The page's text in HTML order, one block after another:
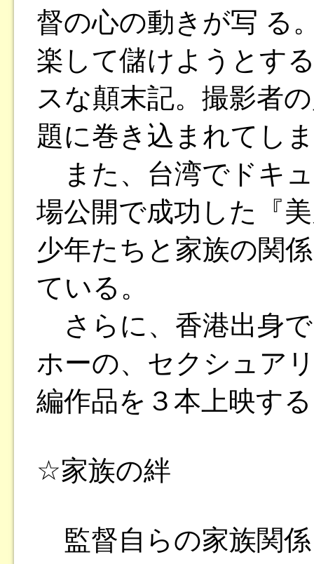
督の心の動きが写 る
楽して儲けようとす
スな顛末記。撮影者
題に巻き込まれてし
また、台湾でドキ
場公開で成功した『
少年たちと家族の関
ている。
さらに、香港出身
ホーの、セクシュア
編作品を３本上映す
☆家族の絆
監督自らの家族関